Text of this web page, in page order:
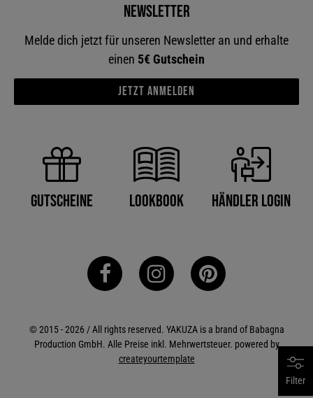
Filter
Newsletter
Melde dich jetzt für unseren Newsletter an und erhalte
einen 5€ Gutschein
Jetzt anmelden
Gutscheine Lookbook Händler Login
© 2015 - 2026 / All rights reserved. YAKUZA is a brand of Babagna
Production GmbH. Alle Preise inkl. Mehrwertsteuer. powered by
createyourtemplate